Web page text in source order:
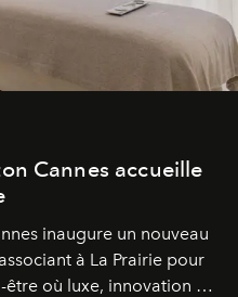
Cannes accueille
inaugure un nouveau
à La Prairie pour
où luxe, innovation et